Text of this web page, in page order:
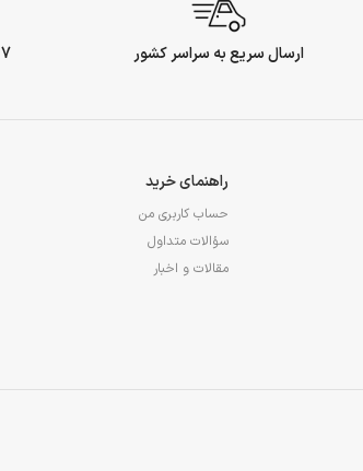
ارسال سریع به سراسر کشور 7 روز ضمانت بازگشت وجه
راهنمای خرید
حساب کاربری من
سؤالات متداول
مقالات و اخبار